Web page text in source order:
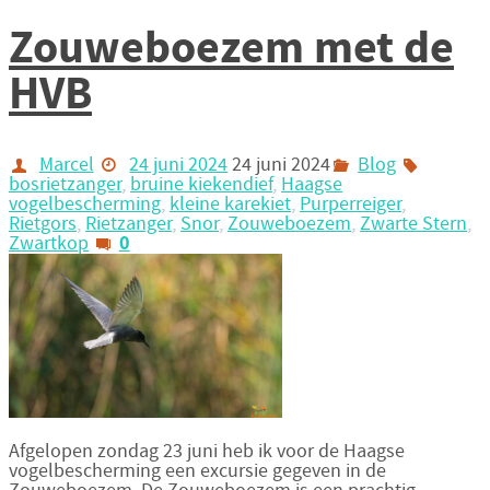
Zouweboezem met de
HVB
Marcel 24 juni 202424 juni 2024 Blog
bosrietzanger, bruine kiekendief, Haagse
vogelbescherming, kleine karekiet, Purperreiger,
Rietgors, Rietzanger, Snor,Zouweboezem,Zwarte Stern,
Zwartkop 0
Afgelopen zondag 23 juni heb ik voor de Haagse
vogelbescherming een excursie gegeven in de